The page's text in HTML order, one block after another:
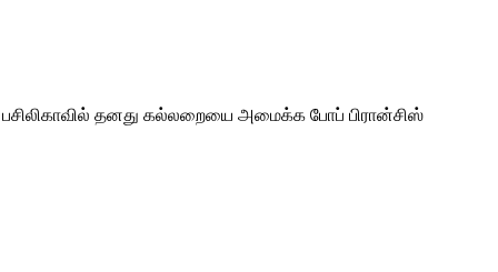
தனது கல்லறையை அமைக்க போப் பிரான்சிஸ்